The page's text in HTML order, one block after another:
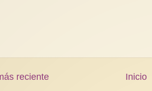
reciente
Inicio